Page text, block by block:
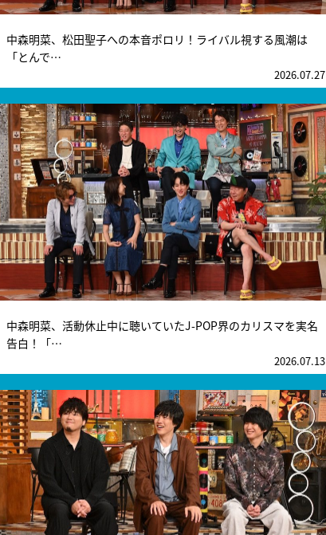
中森明菜、松田聖子への本音ポロリ！ライバル視する風潮は
「とんで…
2026.07.27
中森明菜、活動休止中に聴いていたJ-POP界のカリスマを実名
告白！「…
2026.07.13